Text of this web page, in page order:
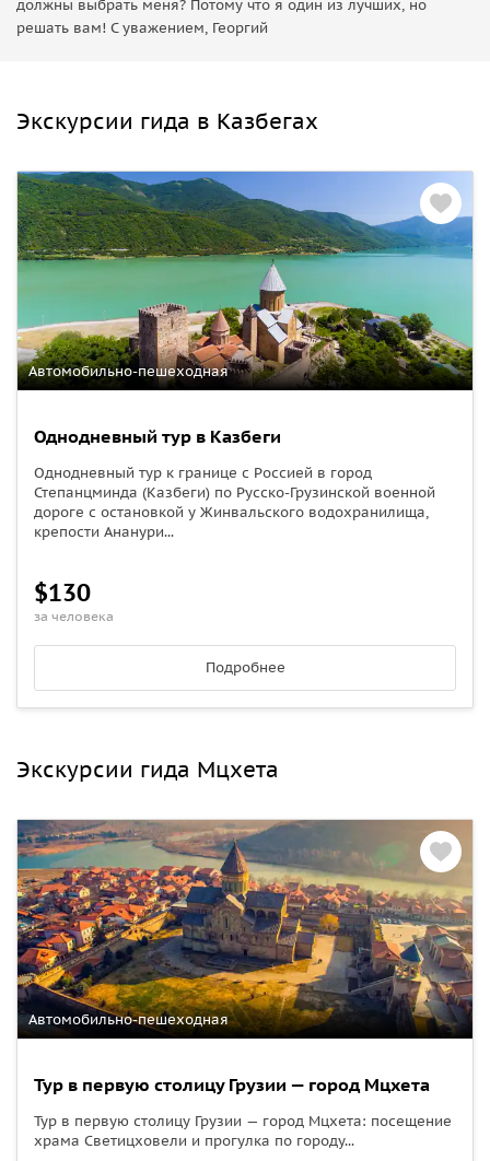
должны выбрать меня? Потому что я один из лучших, но
решать вам! С уважением, Георгий
Экскурсии гида в Казбегах
Автомобильно-пешеходная
Однодневный тур в Казбеги
Однодневный тур к границе с Россией в город
Степанцминда (Казбеги) по Русско-Грузинской военной
дороге с остановкой у Жинвальского водохранилища,
крепости Ананури...
$130
за человека
Подробнее
Экскурсии гида Мцхета
Автомобильно-пешеходная
Тур в первую столицу Грузии — город Мцхета
Тур в первую столицу Грузии — город Мцхета: посещение
храма Светицховели и прогулка по городу...